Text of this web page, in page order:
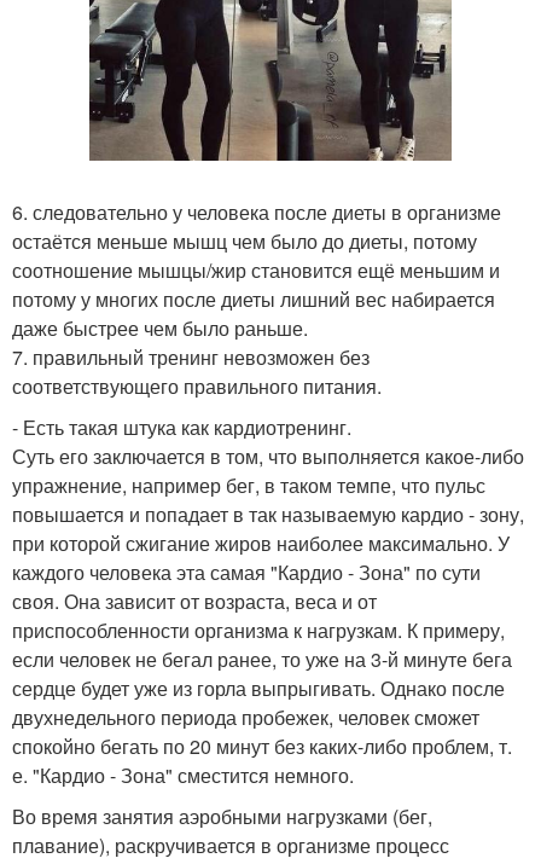
6. следовательно у человека после диеты в организме
остаётся меньше мышц чем было до диеты, потому
соотношение мышцы/жир становится ещё меньшим и
потому у многих после диеты лишний вес набирается
даже быстрее чем было раньше.
7. правильный тренинг невозможен без
соответствующего правильного питания.
- Есть такая штука как кардиотренинг.
Суть его заключается в том, что выполняется какое-либо
упражнение, например бег, в таком темпе, что пульс
повышается и попадает в так называемую кардио - зону,
при которой сжигание жиров наиболее максимально. У
каждого человека эта самая "Кардио - Зона" по сути
своя. Она зависит от возраста, веса и от
приспособленности организма к нагрузкам. К примеру,
если человек не бегал ранее, то уже на 3-й минуте бега
сердце будет уже из горла выпрыгивать. Однако после
двухнедельного периода пробежек, человек сможет
спокойно бегать по 20 минут без каких-либо проблем, т.
е. "Кардио - Зона" сместится немного.
Во время занятия аэробными нагрузками (бег,
плавание), раскручивается в организме процесс